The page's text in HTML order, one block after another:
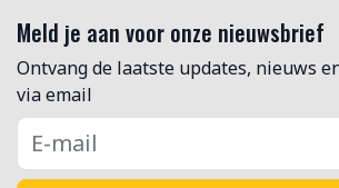
Meld je aan voor onze nieuwsbrief
Ontvang de laatste updates, nieuws
via email